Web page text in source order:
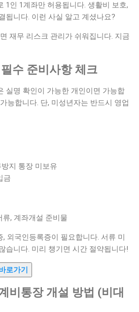
1인 1계좌만 허용됩니다. 생활비 보호,
됩니다. 이런 사실 알고 계셨나요?
재무 리스크 관리가 쉬워집니다. 지금
수 준비사항 체크
실명 확인이 가능한 개인이면 가능합
능합니다. 단, 미성년자는 반드시 영업
지 통장 미보유
금
류, 계좌개설 준비물
외국인등록증이 필요합니다. 서류 미
습니다. 미리 챙기면 시간 절약됩니다!
로가기
비통장 개설 방법 (비대